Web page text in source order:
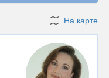
На карте